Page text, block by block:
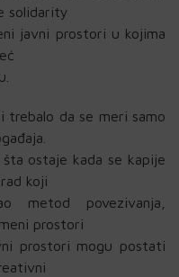
solidarity
javni prostori u kojima
trebalo da se meri samo
ostaje kada se kapije
koji
metod povezivanja,
prostori
prostori mogu postati